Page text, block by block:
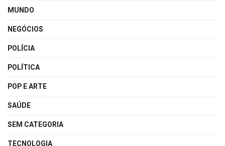
MUNDO
NEGÓCIOS
POLÍCIA
POLÍTICA
POP E ARTE
SAÚDE
SEM CATEGORIA
TECNOLOGIA